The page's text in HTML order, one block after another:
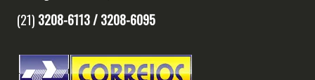
(21) 3208-6113 /3208-6095